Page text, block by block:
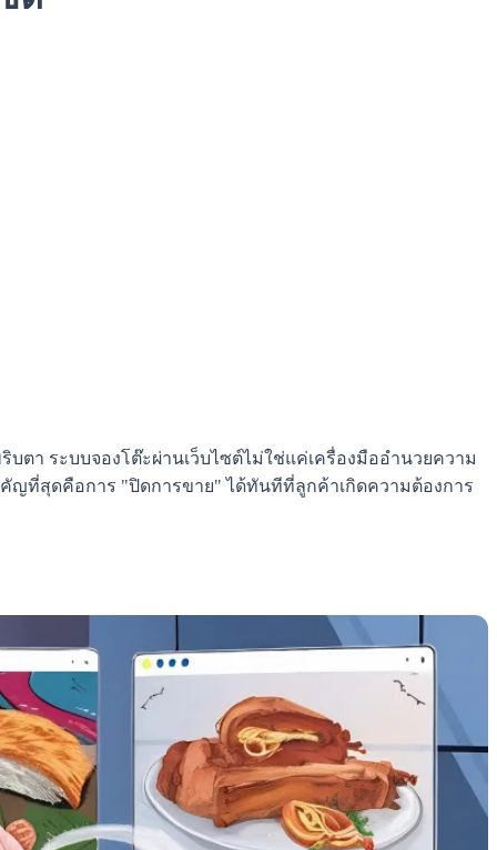
ตา ระบบจองโต๊ะผ่านเว็บไซต์ไม่ใช่แค่เครื่องมืออำนวยความ
ญที่สุดคือการ "ปิดการขาย" ได้ทันทีที่ลูกค้าเกิดความต้องการ